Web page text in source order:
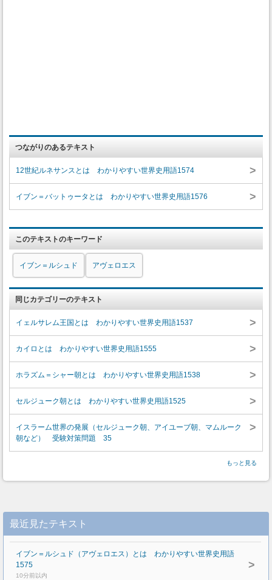
つながりのあるテキスト
12世紀ルネサンスとは わかりやすい世界史用語1574 >
イブン＝バットゥータとは わかりやすい世界史用語1576 >
このテキストのキーワード
イブン＝ルシュド アヴェロエス
同じカテゴリーのテキスト
イェルサレム王国とは わかりやすい世界史用語1537 >
カイロとは わかりやすい世界史用語1555 >
ホラズム＝シャー朝とは わかりやすい世界史用語1538 >
セルジューク朝とは わかりやすい世界史用語1525 >
イスラーム世界の発展（セルジューク朝、アイユーブ朝、マムルーク
朝など） 受験対策問題 35
>
もっと見る
最近見たテキスト
イブン＝ルシュド（アヴェロエス）とは わかりやすい世界史用語
1575
10分前以内
>